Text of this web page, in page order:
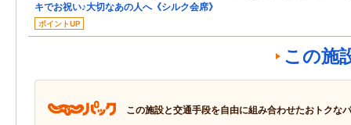
キでお祝い♪大切なあの人へ《シルク会席》
ポイントUP
この施
この施設と交通手段を自由に組み合わせたおトクな